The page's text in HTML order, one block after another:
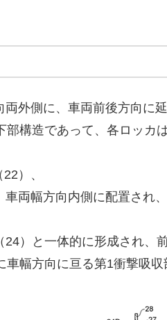
外側に、車両前後方向に
構造であって、各ロッカ
）、
両幅方向内側に配置され
）と一体的に形成され、
幅方向に亘る第1衝撃吸収